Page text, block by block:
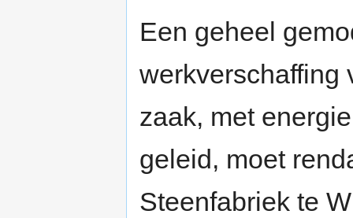
Een geheel
zaak, met
geleid, moet
Steenfabriek te